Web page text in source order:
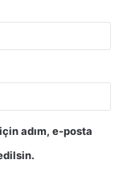
adım, e-posta